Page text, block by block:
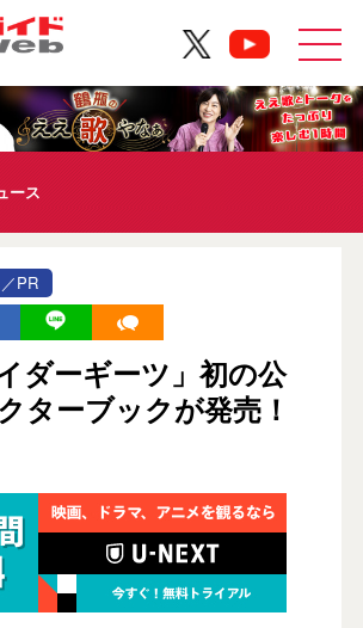
ース
PR
ダーギーツ」初の公
ターブックが発売！